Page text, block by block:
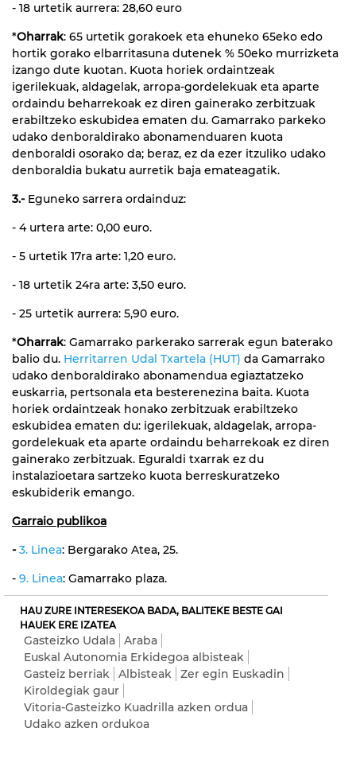
- 18 urtetik aurrera: 28,60 euro
*Oharrak: 65 urtetik gorakoek eta ehuneko 65eko edo
hortik gorako elbarritasuna dutenek % 50eko murrizketa
izango dute kuotan. Kuota horiek ordaintzeak
igerilekuak, aldagelak, arropa-gordelekuak eta aparte
ordaindu beharrekoak ez diren gainerako zerbitzuak
erabiltzeko eskubidea ematen du. Gamarrako parkeko
udako denboraldirako abonamenduaren kuota
denboraldi osorako da; beraz, ez da ezer itzuliko udako
denboraldia bukatu aurretik baja emateagatik.
3.-Eguneko sarrera ordainduz:
- 4 urtera arte: 0,00 euro.
- 5 urtetik 17ra arte: 1,20 euro.
- 18 urtetik 24ra arte: 3,50 euro.
- 25 urtetik aurrera: 5,90 euro.
*Oharrak: Gamarrako parkerako sarrerak egun baterako
balio du. Herritarren Udal Txartela (HUT) da Gamarrako
udako denboraldirako abonamendua egiaztatzeko
euskarria, pertsonala eta besterenezina baita. Kuota
horiek ordaintzeak honako zerbitzuak erabiltzeko
eskubidea ematen du: igerilekuak, aldagelak, arropa-
gordelekuak eta aparte ordaindu beharrekoak ez diren
gainerako zerbitzuak. Eguraldi txarrak ez du
instalazioetara sartzeko kuota berreskuratzeko
eskubiderik emango.
Garraio publikoa
-3. Linea: Bergarako Atea, 25.
- 9. Linea: Gamarrako plaza.
HAU ZURE INTERESEKOA BADA, BALITEKE BESTE GAI
HAUEK ERE IZATEA
Gasteizko Udala
Araba
Euskal Autonomia Erkidegoa albisteak
Gasteiz berriak
Albisteak
Zer egin Euskadin
Kiroldegiak gaur
Vitoria-Gasteizko Kuadrilla azken ordua
Udako azken ordukoa